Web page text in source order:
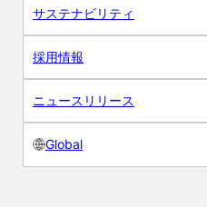
サステナビリティ
採用情報
ニュースリリース
Global